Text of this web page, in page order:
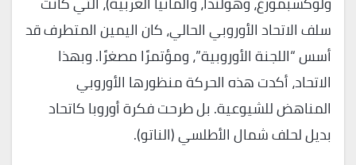
سلف الاتحاد الأوروبي الحالي، كان اليمين المتطرف قد
أسس “اللجنة الأوروبية”، ومؤتمرًا مصغرًا. وبهذا
الاتحاد، أكدت هذه الحركة منظورها الأوروبي
المناهض للشيوعية. بل طرحت فكرة أوروبا كاتحاد
بديل لحلف شمال الأطلسي (الناتو).